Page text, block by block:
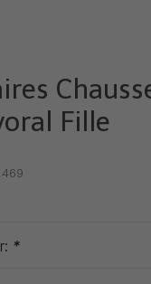
Fille
*